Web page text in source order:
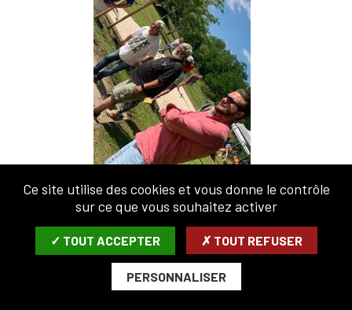
Véhicules insolites - Juin 2024
Ce site utilise des cookies et vous donne le contrôle
sur ce que vous souhaitez activer
✓ TOUT ACCEPTER ✗ TOUT REFUSER
PERSONNALISER